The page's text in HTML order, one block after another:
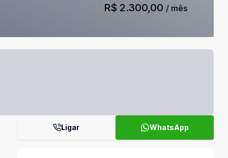
R$ 2.300,00 / mês
Ligar WhatsApp